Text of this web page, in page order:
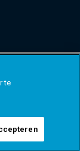
te